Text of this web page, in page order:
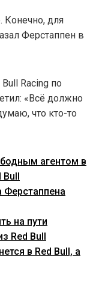
Конечно, для
Ферстаппен в
Racing по
«Всё должно
что кто-то
агентом в
Bull
на пути
Red Bull
в Red Bull, а